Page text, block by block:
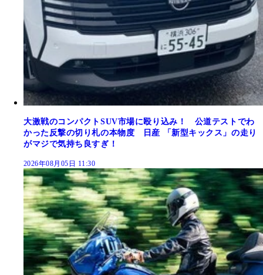
大激戦のコンパクトSUV市場に殴り込み！ 公道テストでわ
かった反撃の切り札の本物度 日産 「新型キックス」の走り
がマジで気持ち良すぎ！
2026年08月05日 11:30